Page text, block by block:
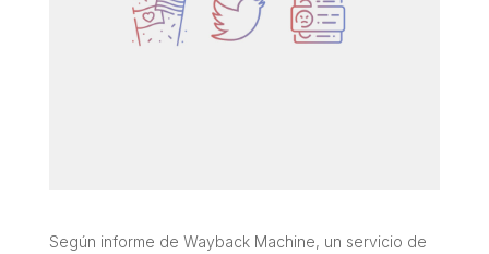
Según informe de Wayback Machine, un servicio de